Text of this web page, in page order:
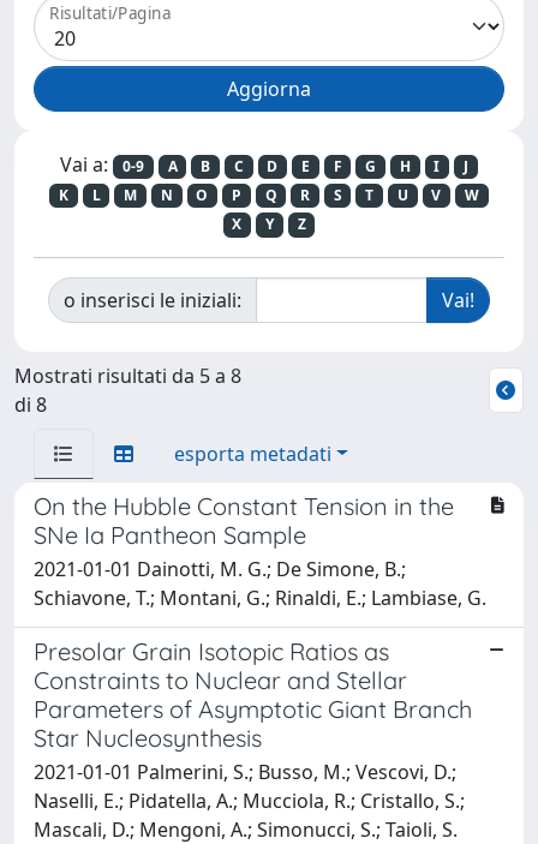
Risultati/Pagina
Vai a: 0-9 A B C D E F G H I
J
K
L M N O P Q R S T U V
W
X
Y Z
o inserisci le iniziali:
Mostrati risultati da 5 a 8
di 8
esporta metadati
On the Hubble Constant Tension in the
SNe Ia Pantheon Sample
2021-01-01 Dainotti, M. G.; De Simone, B.;
Schiavone, T.; Montani, G.; Rinaldi, E.; Lambiase, G.
Presolar Grain Isotopic Ratios as
Constraints to Nuclear and Stellar
Parameters of Asymptotic Giant Branch
Star Nucleosynthesis
2021-01-01 Palmerini, S.; Busso, M.; Vescovi, D.;
Naselli, E.; Pidatella, A.; Mucciola, R.; Cristallo, S.;
Mascali, D.; Mengoni, A.; Simonucci, S.; Taioli, S.